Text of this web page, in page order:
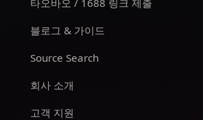
타오바오 / 1688 링크 제출
블로그 & 가이드
Source Search
회사 소개
고객 지원